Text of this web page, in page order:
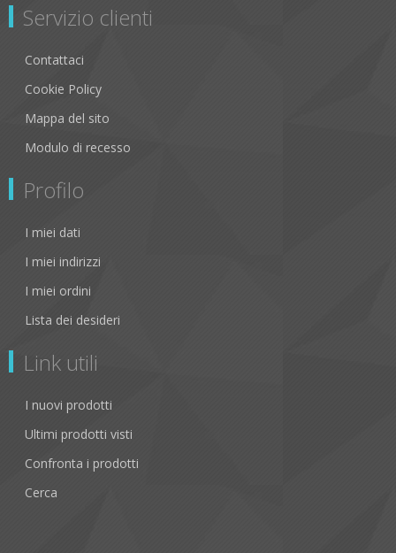
Servizio clienti
Contattaci
Cookie Policy
Mappa del sito
Modulo di recesso
Profilo
I miei dati
I miei indirizzi
I miei ordini
Lista dei desideri
Link utili
I nuovi prodotti
Ultimi prodotti visti
Confronta i prodotti
Cerca